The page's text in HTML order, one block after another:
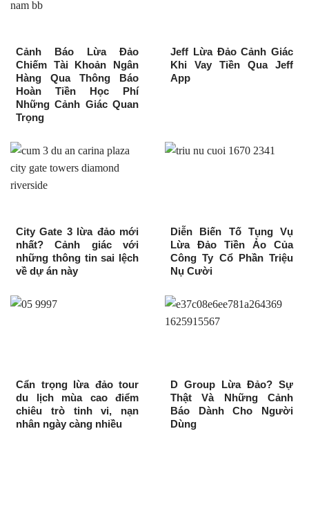
Cảnh Báo Lừa Đảo
Chiếm Tài Khoản Ngân
Hàng Qua Thông Báo
Hoàn Tiền Học Phí
Những Cảnh Giác Quan
Trọng
Jeff Lừa Đảo Cảnh Giác
Khi Vay Tiền Qua Jeff
App
City Gate 3 lừa đảo mới
nhất? Cảnh giác với
những thông tin sai lệch
về dự án này
Diễn Biến Tố Tụng Vụ
Lừa Đảo Tiền Ảo Của
Công Ty Cổ Phần Triệu
Nụ Cười
Cẩn trọng lừa đảo tour
du lịch mùa cao điểm
chiêu trò tinh vi, nạn
nhân ngày càng nhiều
D Group Lừa Đảo? Sự
Thật Và Những Cảnh
Báo Dành Cho Người
Dùng